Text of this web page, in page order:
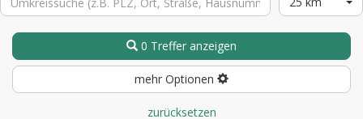
0 Treffer anzeigen
mehr Optionen
zurücksetzen